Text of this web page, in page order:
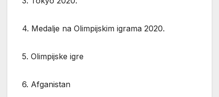
4. Medalje na Olimpijskim igrama 2020.
5. Olimpijske igre
6. Afganistan